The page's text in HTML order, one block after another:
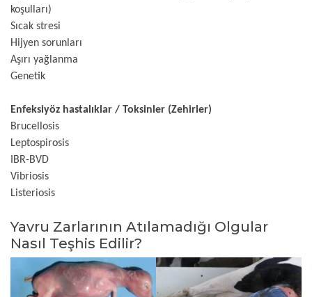
koşulları)
Sıcak stresi
Hijyen sorunları
Aşırı yağlanma
Genetik
Enfeksiyöz hastalıklar / Toksinler (Zehirler)
Brucellosis
Leptospirosis
IBR-BVD
Vibriosis
Listeriosis
Yavru Zarlarının Atılamadığı Olgular
Nasıl Teşhis Edilir?